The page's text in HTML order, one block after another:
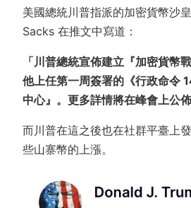
美國總統川普指派的加密貨幣沙
Sacks 在推文中寫道：
「川普總統宣佈建立『加密貨
他上任第一周簽署的《行政命令
中心』。更多詳情將在峰會上公佈
而川普在這之後也在社群平臺上
些山寨幣的上漲。